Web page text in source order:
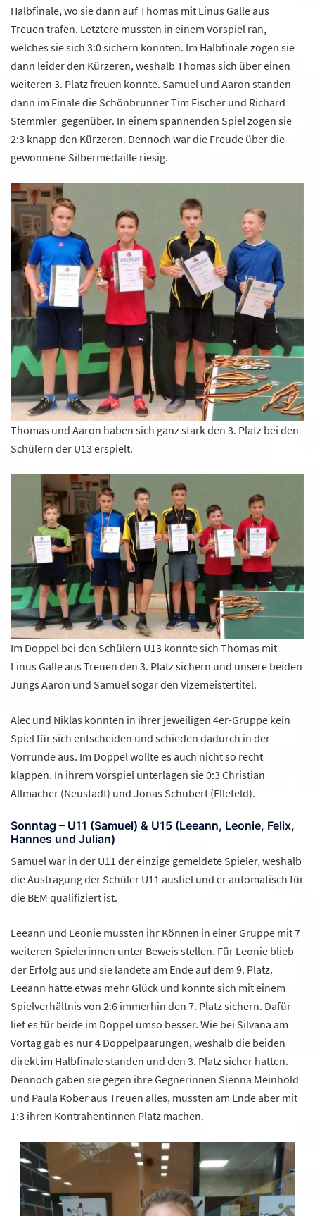
Halbfinale, wo sie dann auf Thomas mit Linus Galle aus
Treuen trafen. Letztere mussten in einem Vorspiel ran,
welches sie sich 3:0 sichern konnten. Im Halbfinale zogen sie
dann leider den Kürzeren, weshalb Thomas sich über einen
weiteren 3. Platz freuen konnte. Samuel und Aaron standen
dann im Finale die Schönbrunner Tim Fischer und Richard
Stemmler gegenüber. In einem spannenden Spiel zogen sie
2:3 knapp den Kürzeren. Dennoch war die Freude über die
gewonnene Silbermedaille riesig.
Thomas und Aaron haben sich ganz stark den 3. Platz bei den
Schülern der U13 erspielt.
Im Doppel bei den Schülern U13 konnte sich Thomas mit
Linus Galle aus Treuen den 3. Platz sichern und unsere beiden
Jungs Aaron und Samuel sogar den Vizemeistertitel.
Alec und Niklas konnten in ihrer jeweiligen 4er-Gruppe kein
Spiel für sich entscheiden und schieden dadurch in der
Vorrunde aus. Im Doppel wollte es auch nicht so recht
klappen. In ihrem Vorspiel unterlagen sie 0:3 Christian
Allmacher (Neustadt) und Jonas Schubert (Ellefeld).
Sonntag – U11 (Samuel) & U15 (Leeann, Leonie, Felix,
Hannes und Julian)
Samuel war in der U11 der einzige gemeldete Spieler, weshalb
die Austragung der Schüler U11 ausfiel und er automatisch für
die BEM qualifiziert ist.
Leeann und Leonie mussten ihr Können in einer Gruppe mit 7
weiteren Spielerinnen unter Beweis stellen. Für Leonie blieb
der Erfolg aus und sie landete am Ende auf dem 9. Platz.
Leeann hatte etwas mehr Glück und konnte sich mit einem
Spielverhältnis von 2:6 immerhin den 7. Platz sichern. Dafür
lief es für beide im Doppel umso besser. Wie bei Silvana am
Vortag gab es nur 4 Doppelpaarungen, weshalb die beiden
direkt im Halbfinale standen und den 3. Platz sicher hatten.
Dennoch gaben sie gegen ihre Gegnerinnen Sienna Meinhold
und Paula Kober aus Treuen alles, mussten am Ende aber mit
1:3 ihren Kontrahentinnen Platz machen.